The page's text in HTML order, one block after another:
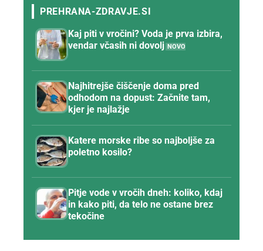
Kaj piti v vročini? Voda je prva izbira,
vendar včasih ni dovolj
Najhitrejše čiščenje doma pred
odhodom na dopust: Začnite tam,
kjer je najlažje
Katere morske ribe so najboljše za
poletno kosilo?
Pitje vode v vročih dneh: koliko, kdaj
in kako piti, da telo ne ostane brez
tekočine